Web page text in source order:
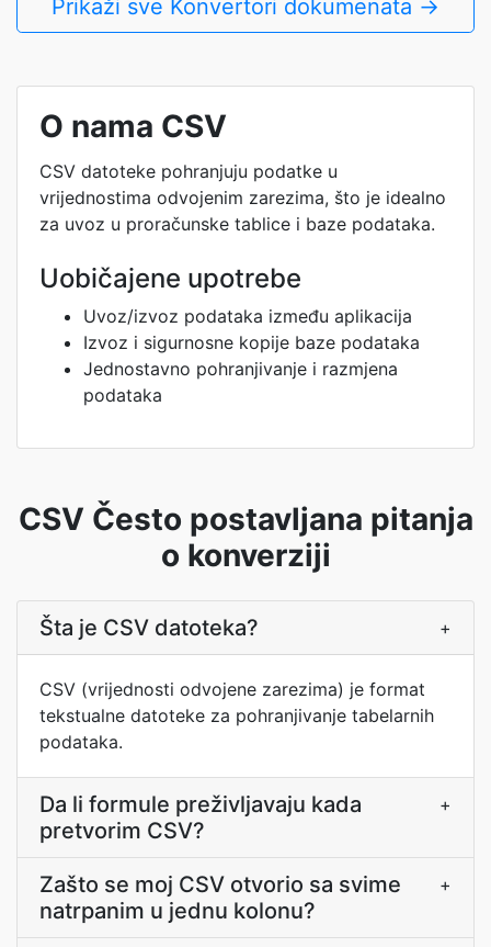
Prikaži sve Konvertori dokumenata →
O nama CSV
CSV datoteke pohranjuju podatke u
vrijednostima odvojenim zarezima, što je idealno
za uvoz u proračunske tablice i baze podataka.
Uobičajene upotrebe
Uvoz/izvoz podataka između aplikacija
Izvoz i sigurnosne kopije baze podataka
Jednostavno pohranjivanje i razmjena
podataka
CSV Često postavljana pitanja
o konverziji
Šta je CSV datoteka? +
CSV (vrijednosti odvojene zarezima) je format
tekstualne datoteke za pohranjivanje tabelarnih
podataka.
Da li formule preživljavaju kada
pretvorim CSV?
+
Zašto se moj CSV otvorio sa svime
natrpanim u jednu kolonu?
+